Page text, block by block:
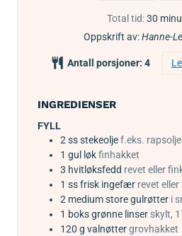
Total tid:30
Oppskrift av:Hanne-
Antall porsjoner: 4
INGREDIENSER
FYLL
2ssstekeoljef.eks. rapsolje
1 gul løkfinhakket
3 hvitløksfedd revet eller
1 ssfrisk ingefær revet
2 medium storegulrøtter i
1 boksgrønne linser skylt,
120 g valnøttergrovhakket